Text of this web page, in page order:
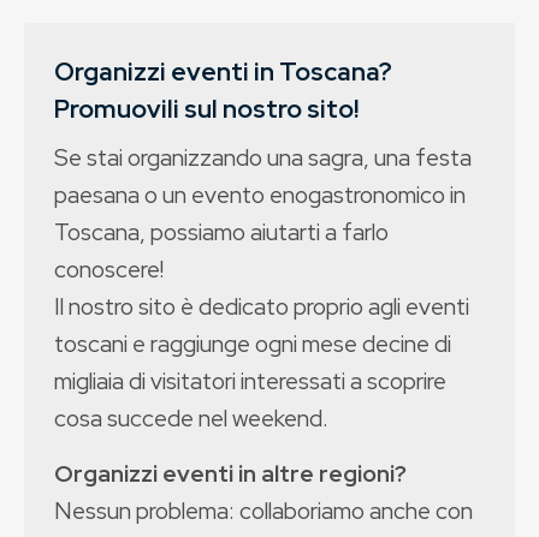
Organizzi eventi in Toscana?
Promuovili sul nostro sito!
Se stai organizzando una sagra, una festa
paesana o un evento enogastronomico in
Toscana, possiamo aiutarti a farlo
conoscere!
Il nostro sito è dedicato proprio agli eventi
toscani e raggiunge ogni mese decine di
migliaia di visitatori interessati a scoprire
cosa succede nel weekend.
Organizzi eventi in altre regioni?
Nessun problema: collaboriamo anche con